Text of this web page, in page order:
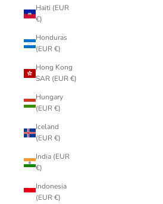
Haiti (EUR
€)
Honduras
(EUR €)
Hong Kong
SAR (EUR €)
Hungary
(EUR €)
Iceland
(EUR €)
India (EUR
€)
Indonesia
(EUR €)